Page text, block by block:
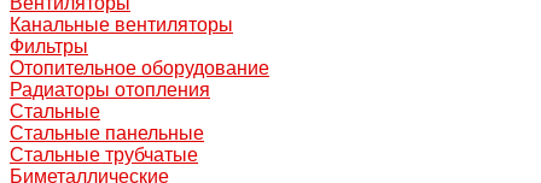
Канальные вентиляторы
Фильтры
Отопительное оборудование
Радиаторы отопления
Стальные
Стальные панельные
Стальные трубчатые
Биметаллические